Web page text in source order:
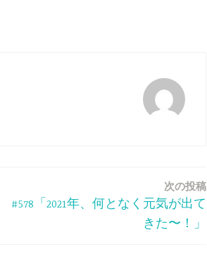
次の投稿
#578「2021年、何となく元気が出て
きた〜！」